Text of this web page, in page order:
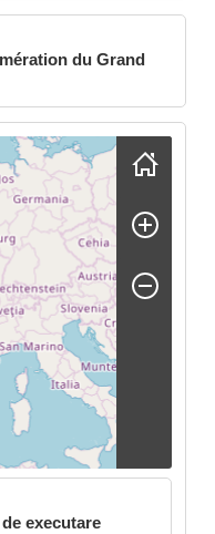
du Grand
executare